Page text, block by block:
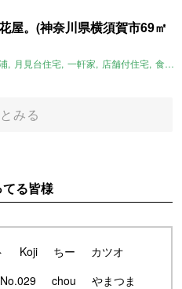
屋。(神奈川県横須賀市69㎡
月見台住宅 一軒家 店舗付住宅 食住近接
みる
る皆様
Koji ちー
カツオ
chou
やまつま